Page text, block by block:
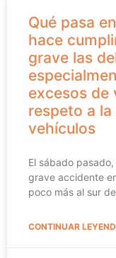
Qué pasa
hace
grave las
excesos de
respeto a
vehículos
El sábado
grave accidente
poco más al sur
CONTINUAR